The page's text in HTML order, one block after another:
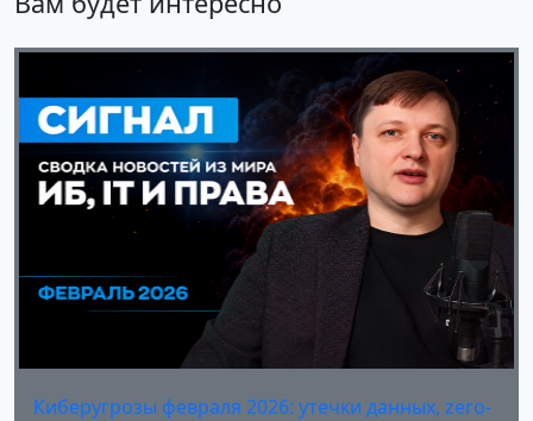
Киберугрозы февраля 2026: утечки данных, zero-